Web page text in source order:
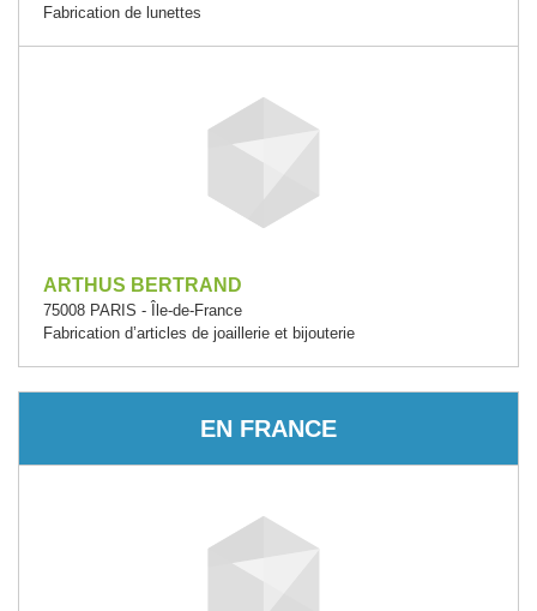
Fabrication de lunettes
ARTHUS BERTRAND
75008 PARIS - Île-de-France
Fabrication d’articles de joaillerie et bijouterie
EN FRANCE